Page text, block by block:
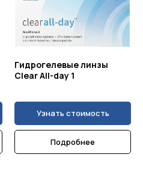
Гидрогелевые линзы
Clear All-day 1
Узнать стоимость
Подробнее